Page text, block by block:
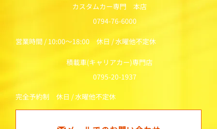
積載車(キャリアカー)専門店
0795-20-1937
完全予約制 休日 / 水曜他不定休
カスタムカー専門 本店
0794-76-6000
営業時間 / 10:00～18:00 休日 / 水曜他不定休